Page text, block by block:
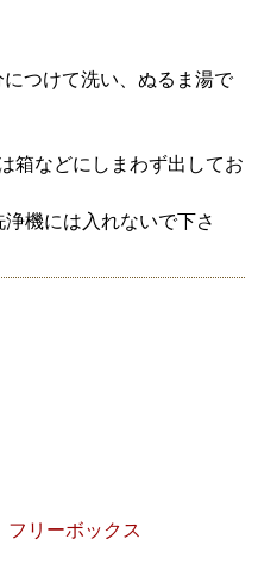
つけて洗い、ぬるま湯で
箱などにしまわず出してお
機には入れないで下さ
リーボックス